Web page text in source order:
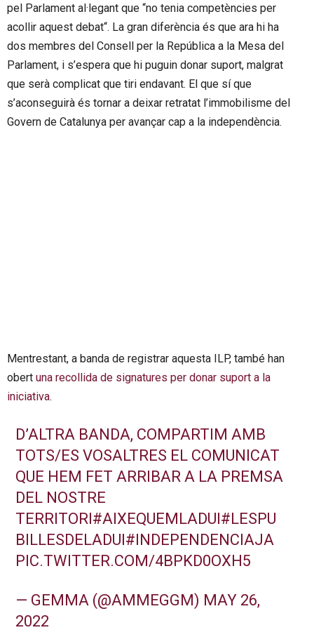
pel Parlament al·legant que “no tenia competències per
acollir aquest debat“. La gran diferència és que ara hi ha
dos membres del Consell per la República a la Mesa del
Parlament, i s’espera que hi puguin donar suport, malgrat
que serà complicat que tiri endavant. El que sí que
s’aconseguirà és tornar a deixar retratat l’immobilisme del
Govern de Catalunya per avançar cap a la independència.
Mentrestant, a banda de registrar aquesta ILP, també han
obert una recollida de signatures per donar suport a la
iniciativa.
D’ALTRA BANDA, COMPARTIM AMB
TOTS/ES VOSALTRES EL COMUNICAT
QUE HEM FET ARRIBAR A LA PREMSA
DEL NOSTRE
TERRITORI#AIXEQUEMLADUI#LESPU
BILLESDELADUI#INDEPENDENCIAJA
PIC.TWITTER.COM/4BPKD0OXH5
— GEMMA (@AMMEGGM) MAY 26,
2022